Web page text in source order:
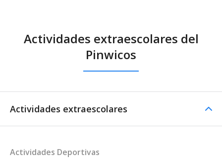
Actividades extraescolares del
Pinwicos
Actividades extraescolares
Actividades Deportivas